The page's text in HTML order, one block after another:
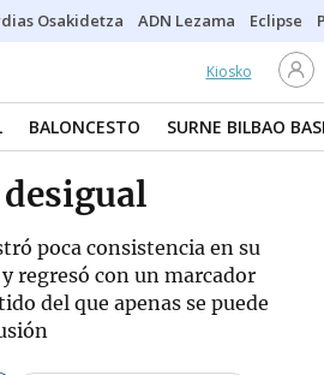
Osakidetza ADN Lezama Eclipse
Kiosko
BALONCESTO SURNE BILBAO
poca consistencia en su
regresó con un marcador
del que apenas se puede